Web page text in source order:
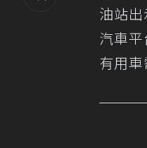
油站
汽車
有用